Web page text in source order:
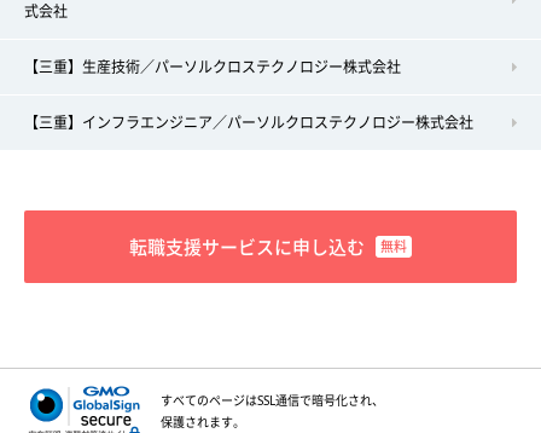
式会社
【三重】生産技術／パーソルクロステクノロジー株式会社
【三重】インフラエンジニア／パーソルクロステクノロジー株式会社
転職支援サービスに申し込む
すべてのページはSSL通信で暗号化され、
保護されます。